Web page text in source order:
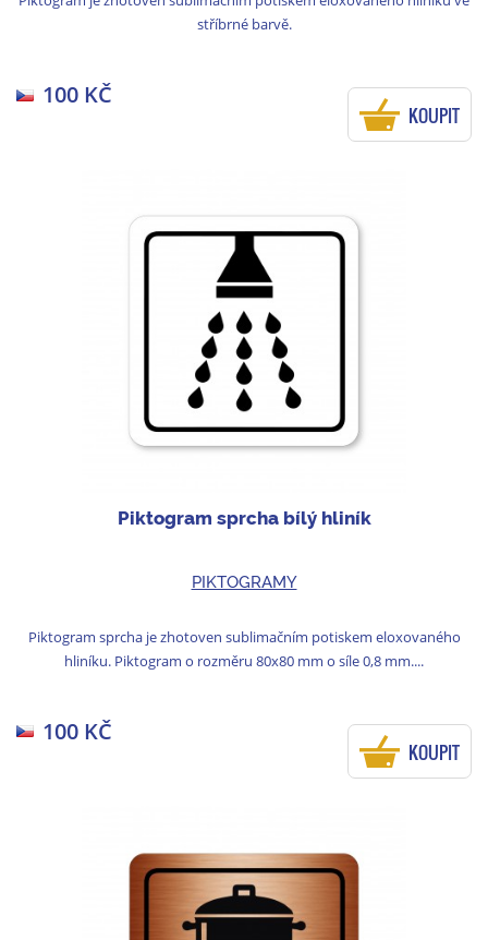
stříbrné barvě.
100 KČ
KOUPIT
Piktogram sprcha bílý hliník
PIKTOGRAMY
Piktogram sprcha je zhotoven sublimačním potiskem eloxovaného
hliníku. Piktogram o rozměru 80x80 mm o síle 0,8 mm....
100 KČ
KOUPIT